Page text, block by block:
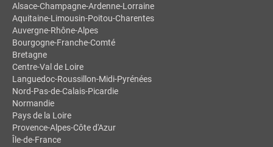
Alsace-Champagne-Ardenne-Lorraine
Aquitaine-Limousin-Poitou-Charentes
Auvergne-Rhône-Alpes
Bourgogne-Franche-Comté
Bretagne
Centre-Val de Loire
Languedoc-Roussillon-Midi-Pyrénées
Nord-Pas-de-Calais-Picardie
Normandie
Pays de la Loire
Provence-Alpes-Côte d'Azur
Île-de-France